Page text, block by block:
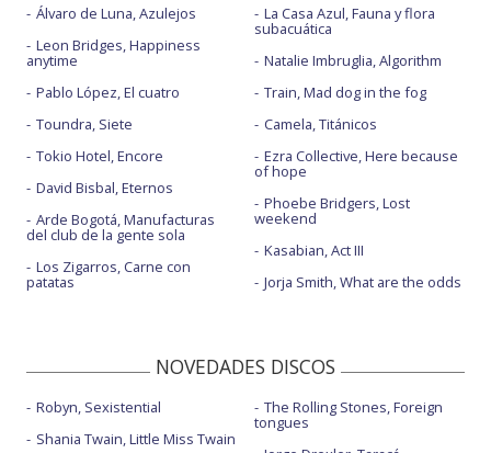
Álvaro de Luna, Azulejos
Leon Bridges, Happiness
anytime
Pablo López, El cuatro
Toundra, Siete
Tokio Hotel, Encore
David Bisbal, Eternos
Arde Bogotá, Manufacturas
del club de la gente sola
Los Zigarros, Carne con
patatas
La Casa Azul, Fauna y flora
subacuática
Natalie Imbruglia, Algorithm
Train, Mad dog in the fog
Camela, Titánicos
Ezra Collective, Here because
of hope
Phoebe Bridgers, Lost
weekend
Kasabian, Act III
Jorja Smith, What are the odds
NOVEDADES DISCOS
Robyn, Sexistential
Shania Twain, Little Miss Twain
The Rolling Stones, Foreign
tongues